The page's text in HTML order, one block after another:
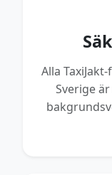
Alla
Sverige